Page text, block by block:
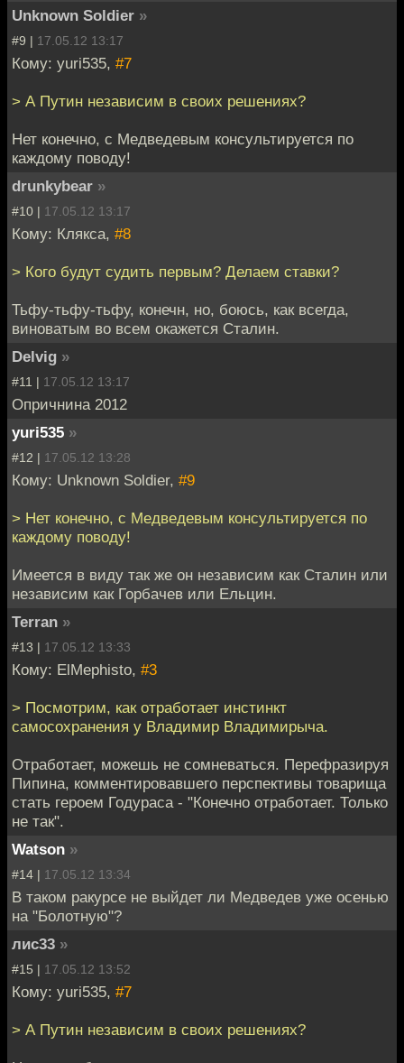
Unknown Soldier »
#9 | 17.05.12 13:17
Кому: yuri535, #7
> А Путин независим в своих решениях?
Нет конечно, с Медведевым консультируется по
каждому поводу!
drunkybear »
#10 | 17.05.12 13:17
Кому: Клякса, #8
> Кого будут судить первым? Делаем ставки?
Тьфу-тьфу-тьфу, конечн, но, боюсь, как всегда,
виноватым во всем окажется Сталин.
Delvig »
#11 | 17.05.12 13:17
Опричнина 2012
yuri535 »
#12 | 17.05.12 13:28
Кому: Unknown Soldier, #9
> Нет конечно, с Медведевым консультируется по
каждому поводу!
Имеется в виду так же он независим как Сталин или
независим как Горбачев или Ельцин.
Terran »
#13 | 17.05.12 13:33
Кому: ElMephisto, #3
> Посмотрим, как отработает инстинкт
самосохранения у Владимир Владимирыча.
Отработает, можешь не сомневаться. Перефразируя
Пипина, комментировавшего перспективы товарища
стать героем Годураса - "Конечно отработает. Только
не так".
Watson »
#14 | 17.05.12 13:34
В таком ракурсе не выйдет ли Медведев уже осенью
на "Болотную"?
лис33 »
#15 | 17.05.12 13:52
Кому: yuri535, #7
> А Путин независим в своих решениях?